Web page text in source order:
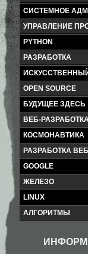
СИСТЕМНОЕ
УПРАВЛЕНИЕ
PYTHON
РАЗРАБОТКА
OPEN SOURCE
БУДУЩЕЕ ЗДЕСЬ
ВЕБ-
КОСМОНАВТИКА
РАЗРАБОТКА
GOOGLE
ЖЕЛЕЗО
LINUX
АЛГОРИТМЫ